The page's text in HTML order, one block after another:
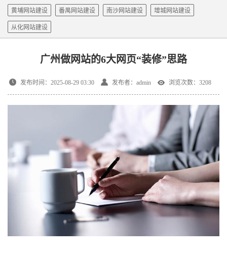
黄埔网站建设 番禺网站建设 南沙网站建设 增城网站建设
从化网站建设
广州做网站的6大网页“装修”思路
发布时间：2025-08-29 03:30 发布者：admin 浏览次数：3208